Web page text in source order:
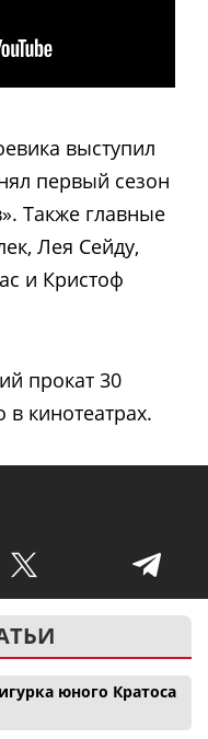
выступил
первый сезон
Также главные
Лея Сейду,
и Кристоф
прокат 30
в кинотеатрах.
юного Кратоса